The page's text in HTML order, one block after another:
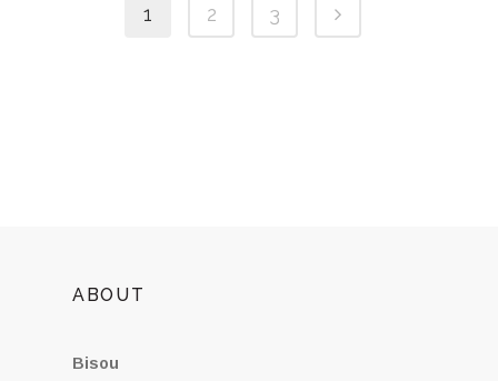
1 2 3
ABOUT
Bisou